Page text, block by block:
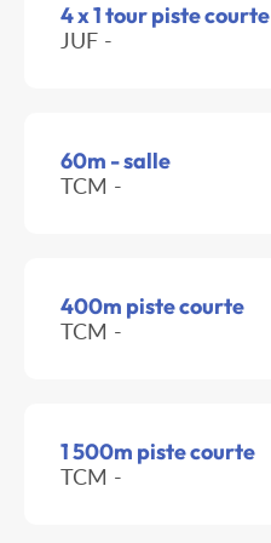
4 x 1 tour piste courte
JUF -
60m - salle
TCM -
400m piste courte
TCM -
1 500m piste courte
TCM -